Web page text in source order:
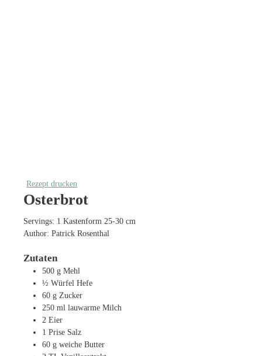
Rezept drucken
Osterbrot
Servings: 1 Kastenform 25-30 cm
Author:Patrick Rosenthal
Zutaten
500 g Mehl
½ Würfel Hefe
60 g Zucker
250 ml lauwarme Milch
2 Eier
1 Prise Salz
60 g weiche Butter